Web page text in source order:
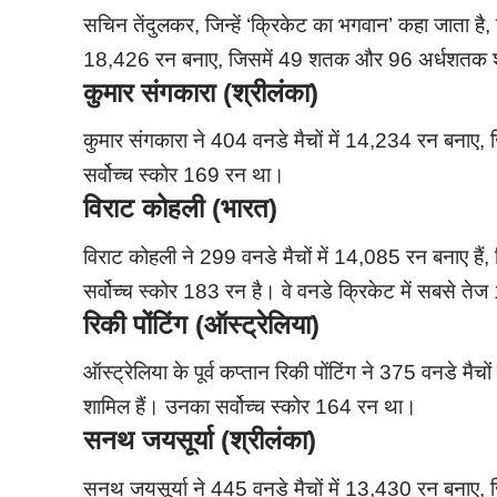
सचिन तेंदुलकर, जिन्हें ‘क्रिकेट का भगवान’ कहा
18,426 रन बनाए, जिसमें 49 शतक और 96 अर्धशतक
कुमार संगकारा (श्रीलंका)
कुमार संगकारा ने 404 वनडे मैचों में 14,234 रन
सर्वोच्च स्कोर 169 रन था।
विराट कोहली (भारत)
विराट कोहली ने 299 वनडे मैचों में 14,085 रन
सर्वोच्च स्कोर 183 रन है। वे वनडे क्रिकेट में सबसे तेज
रिकी पोंटिंग (ऑस्ट्रेलिया)
ऑस्ट्रेलिया के पूर्व कप्तान रिकी पोंटिंग ने 375 वनडे
शामिल हैं। उनका सर्वोच्च स्कोर 164 रन था।
सनथ जयसूर्या (श्रीलंका)
सनथ जयसूर्या ने 445 वनडे मैचों में 13,430 रन